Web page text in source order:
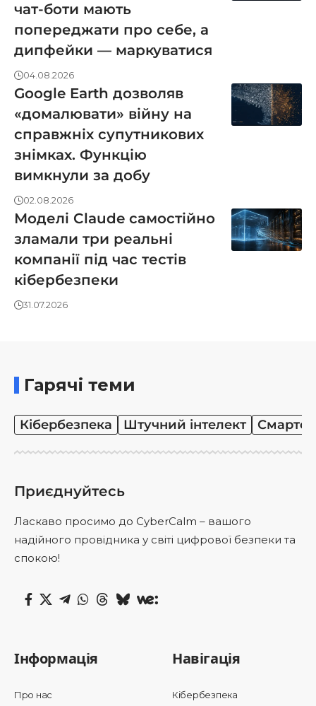
чат-боти мають
попереджати про себе, а
дипфейки — маркуватися
04.08.2026
Google Earth дозволяв
«домалювати» війну на
справжніх супутникових
знімках. Функцію
вимкнули за добу
02.08.2026
Моделі Claude самостійно
зламали три реальні
компанії під час тестів
кібербезпеки
31.07.2026
Гарячі теми
Кібербезпека Штучний інтелект
Приєднуйтесь
Ласкаво просимо до CyberCalm – вашого
надійного провідника у світі цифрової безпеки та
спокою!
Інформація
Про нас
Навігація
Кібербезпека